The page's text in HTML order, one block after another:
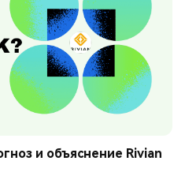
и объяснение Rivian